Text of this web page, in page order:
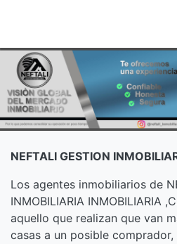
NEFTALI GESTION
Los agentes inmobiliarios de
INMOBILIARIA INMOBILIARIA
aquello que realizan que van
casas a un posible